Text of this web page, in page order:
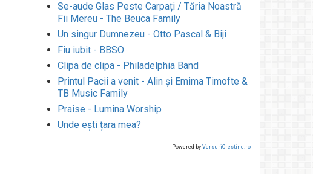
Se-aude Glas Peste Carpați / Tăria Noastră
Fii Mereu - The Beuca Family
Un singur Dumnezeu - Otto Pascal & Biji
Fiu iubit - BBSO
Clipa de clipa - Philadelphia Band
Printul Pacii a venit - Alin și Emima Timofte &
TB Music Family
Praise - Lumina Worship
Unde ești țara mea?
Powered by VersuriCrestine.ro